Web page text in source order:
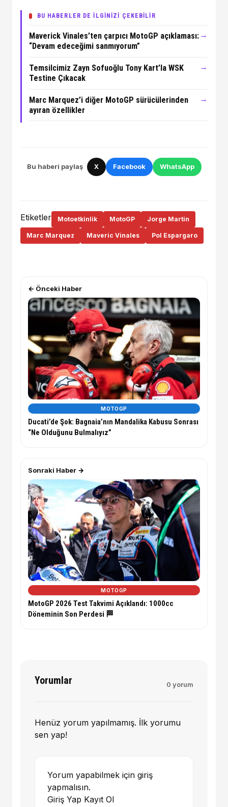
BU HABERLER DE İLGİNİZİ ÇEKEBİLİR
Maverick Vinales’ten çarpıcı MotoGP açıklaması:
“Devam edeceğimi sanmıyorum”
→
Temsilcimiz Zayn Sofuoğlu Tony Kart’la WSK
Testine Çıkacak
→
Marc Marquez’i diğer MotoGP sürücülerinden
ayıran özellikler
→
Bu haberi paylaş X Facebook WhatsApp
Etiketler Motoetkinlik MotoGP Jorge Martin
Marc Marquez Maveric Vinales Pol Espargaro
← Önceki Haber
MOTOGP
Ducati’de Şok: Bagnaia’nın Mandalika Kabusu Sonrası
“Ne Olduğunu Bulmalıyız”
Sonraki Haber →
MOTOGP
MotoGP 2026 Test Takvimi Açıklandı: 1000cc
Döneminin Son Perdesi 🏁
Yorumlar 0 yorum
Henüz yorum yapılmamış. İlk yorumu
sen yap!
Yorum yapabilmek için giriş
yapmalısın.
Giriş Yap Kayıt Ol